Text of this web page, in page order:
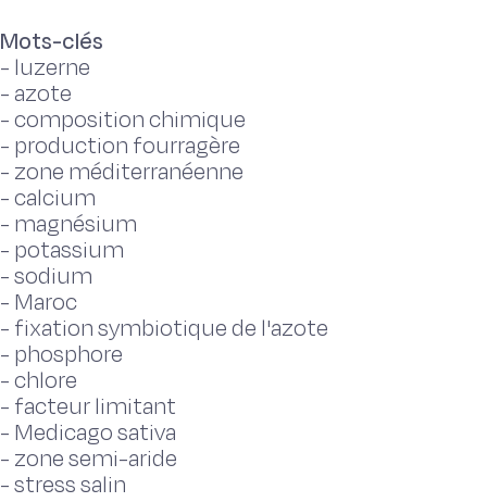
Mots-clés
- luzerne
- azote
-composition chimique
- production fourragère
- zone méditerranéenne
-calcium
- magnésium
- potassium
-sodium
- Maroc
- fixation symbiotique de l'azote
- phosphore
-chlore
- facteur limitant
- Medicago sativa
- zone semi-aride
-stress salin